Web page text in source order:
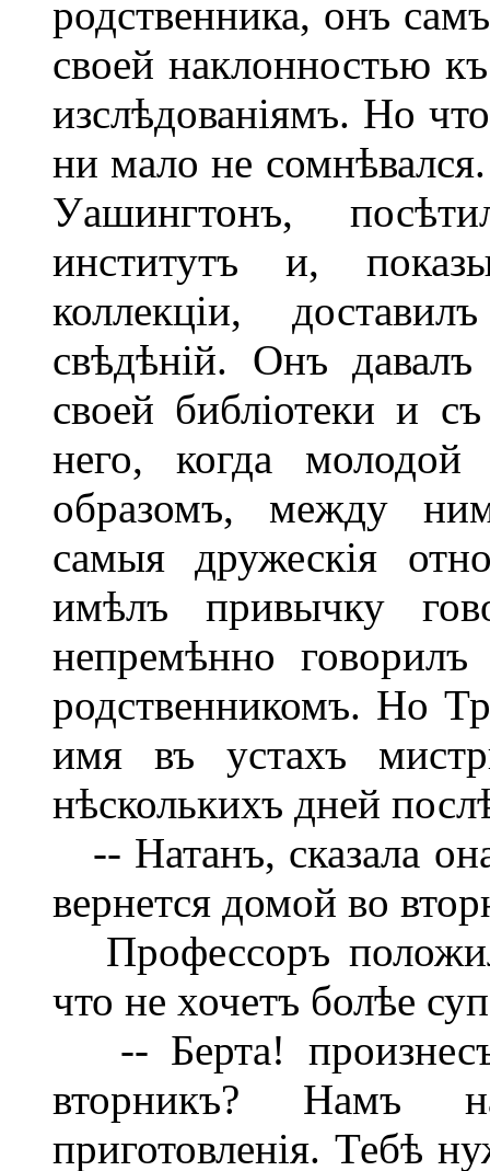
родственника, онъ
своей наклонностью
изслѣдованіямъ. Но
ни мало не
Уашингтонъ,
институтъ и,
коллекціи,
свѣдѣній. Онъ
своей библіотеки и
него, когда молодой
образомъ, между
самыя дружескія
имѣлъ привычку
непремѣнно
родственникомъ. Но
имя въ устахъ
нѣсколькихъ дней
-- Натанъ, сказала
вернется домой во
Профессоръ
что не хочетъ болѣе
-- Берта!
вторникъ? Намъ
приготовленія. Тебѣ